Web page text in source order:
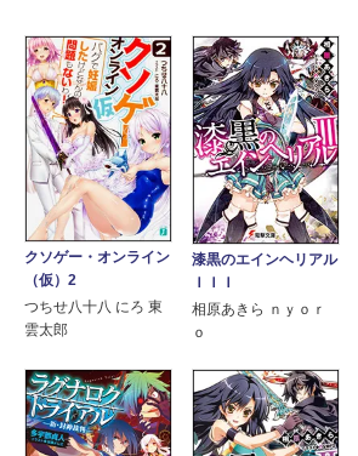
クソゲー・オンライン
（仮）2
つちせ八十八 にろ 東
雲太郎
漆黒のエインヘリアル
ＩＩＩ
相原あきら ｎｙｏｒ
ｏ